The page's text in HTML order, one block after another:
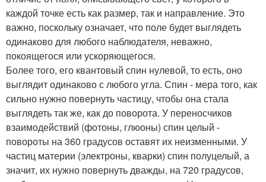
каждой точке есть как размер, так и направление. Это
важно, поскольку означает, что поле будет выглядеть
одинаково для любого наблюдателя, неважно,
покоящегося или ускоряющегося.
Более того, его квантовый спин нулевой, то есть, оно
выглядит одинаково с любого угла. Спин - мера того, как
сильно нужно повернуть частицу, чтобы она стала
выглядеть так же, как до поворота. У переносчиков
взаимодействий (фотоны, глюоны) спин целый -
повороты на 360 градусов оставят их неизменными. У
частиц материи (электроны, кварки) спин полуцелый, а
значит, их нужно повернуть дважды, на 720 градусов,